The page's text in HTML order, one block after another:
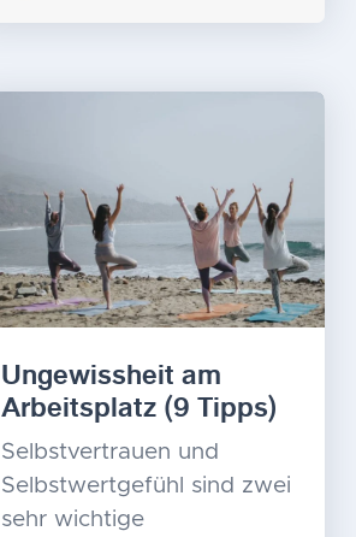
Ungewissheit am
Arbeitsplatz (9 Tipps)
Selbstvertrauen und
Selbstwertgefühl sind zwei
sehr wichtige